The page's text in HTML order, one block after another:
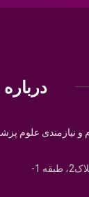
درباره
و نیازمندی علوم
1-